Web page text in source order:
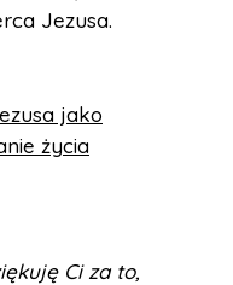
Jezusa.
jako
życia
Ci za to,